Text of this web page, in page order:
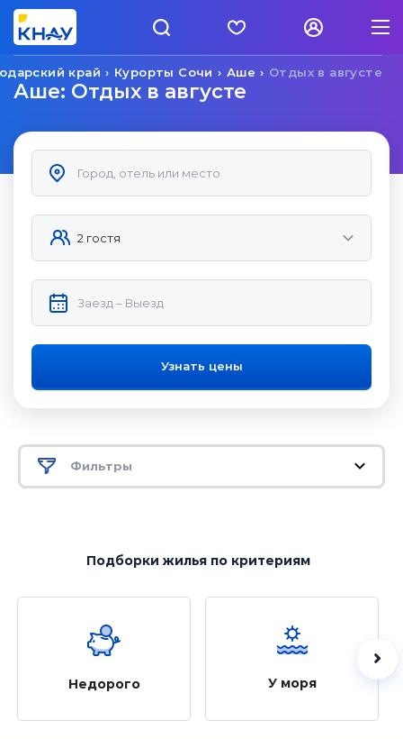
Отдых в августе
Аше
Курорты Сочи
край
Аше: Отдых в августе
Узнать цены
Фильтры
Подборки жильяпо критериям
Недорого У моря